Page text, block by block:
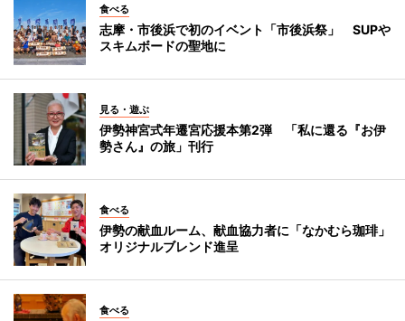
食べる
志摩・市後浜で初のイベント「市後浜祭」 SUPや
スキムボードの聖地に
見る・遊ぶ
伊勢神宮式年遷宮応援本第2弾 「私に還る『お伊
勢さん』の旅」刊行
食べる
伊勢の献血ルーム、献血協力者に「なかむら珈琲」
オリジナルブレンド進呈
食べる